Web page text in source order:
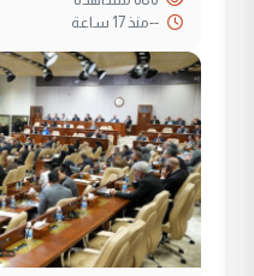
--منذ 17 ساعة